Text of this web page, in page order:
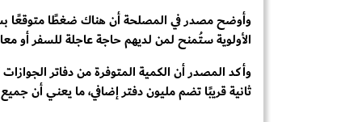
وأوضح مصدر في المصلحة أن هناك ضغطًا متوقعًا
الأولوية ستُمنح لمن لديهم حاجة عاجلة للسفر أو
وأكد المصدر أن الكمية المتوفرة من دفاتر
ثانية قريبًا تضم مليون دفتر إضافي، ما يعني أن